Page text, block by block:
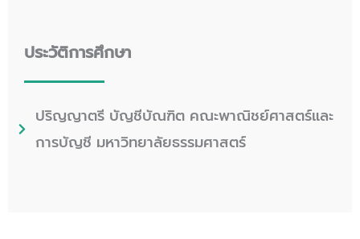
ประวัติการศึกษา
ปริญญาตรี บัญชีบัณฑิต คณะพาณิชย์ศาสตร์และ
การบัญชี มหาวิทยาลัยธรรมศาสตร์